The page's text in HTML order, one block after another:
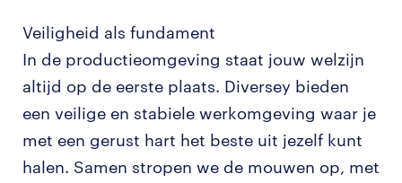
Veiligheid als fundament
In de productieomgeving staat jouw welzijn
altijd op de eerste plaats. Diversey bieden
een veilige en stabiele werkomgeving waar je
met een gerust hart het beste uit jezelf kunt
halen. Samen stropen we de mouwen op, met